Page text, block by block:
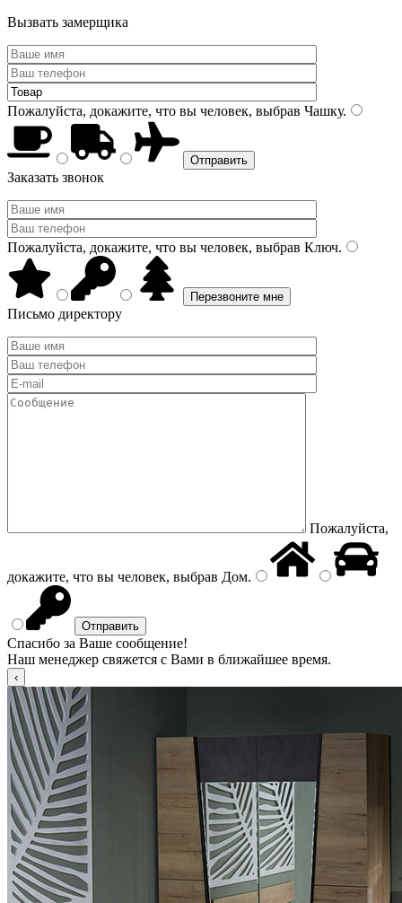
Вызвать замерщика
Пожалуйста, докажите, что вы человек, выбрав Чашку.
Заказать звонок
Пожалуйста, докажите, что вы человек, выбрав Ключ.
Письмо директору
Пожалуйста,
докажите, что вы человек, выбрав Дом.
Спасибо за Ваше сообщение!
Наш менеджер свяжется с Вами в ближайшее время.